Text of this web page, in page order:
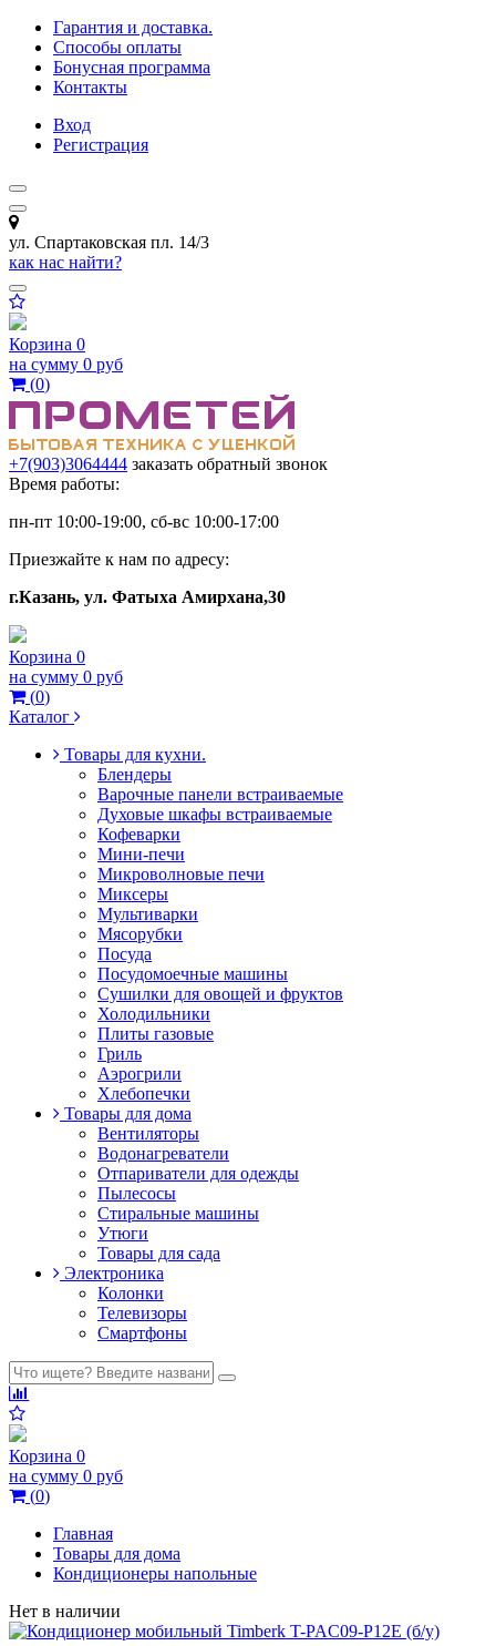
Гарантия и доставка.
Способы оплаты
Бонусная программа
Контакты
Вход
Регистрация
ул. Спартаковская пл. 14/3
как нас найти?
Корзина 0
на сумму 0 руб
(0)
+7(903)3064444 заказать обратный звонок
Время работы:
пн-пт 10:00-19:00, сб-вс 10:00-17:00
Приезжайте к нам по адресу:
г.Казань, ул. Фатыха Амирхана,30
Корзина 0
на сумму 0 руб
(0)
Каталог
Товары для кухни.
Блендеры
Варочные панели встраиваемые
Духовые шкафы встраиваемые
Кофеварки
Мини-печи
Микроволновые печи
Миксеры
Мультиварки
Мясорубки
Посуда
Посудомоечные машины
Сушилки для овощей и фруктов
Холодильники
Плиты газовые
Гриль
Аэрогрили
Хлебопечки
Товары для дома
Вентиляторы
Водонагреватели
Отпариватели для одежды
Пылесосы
Стиральные машины
Утюги
Товары для сада
Электроника
Колонки
Телевизоры
Смартфоны
Корзина 0
на сумму 0 руб
(0)
Главная
Товары для дома
Кондиционеры напольные
Нет в наличии